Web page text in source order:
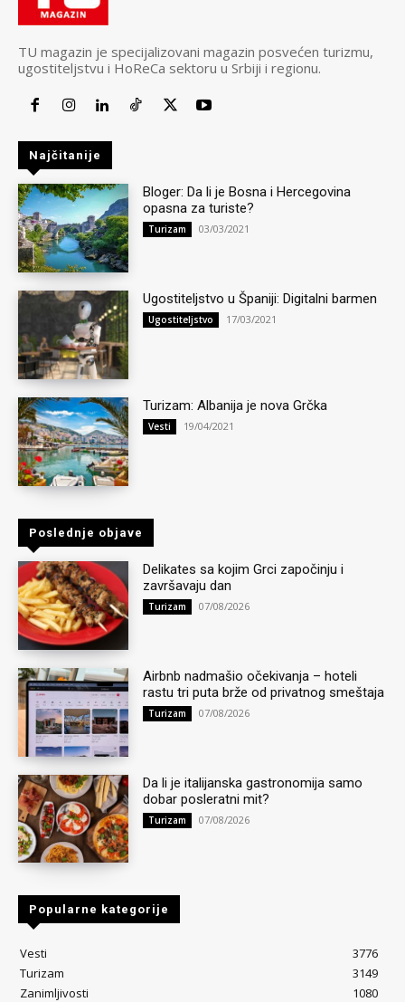
TU magazin je specijalizovani magazin posvećen turizmu,
ugostiteljstvu i HoReCa sektoru u Srbiji i regionu.
Najčitanije
Bloger: Da li je Bosna i Hercegovina
opasna za turiste?
Turizam 03/03/2021
Ugostiteljstvo u Španiji: Digitalni barmen
Ugostiteljstvo 17/03/2021
Turizam: Albanija je nova Grčka
Vesti 19/04/2021
Poslednje objave
Delikates sa kojim Grci započinju i
završavaju dan
Turizam 07/08/2026
Airbnb nadmašio očekivanja – hoteli
rastu tri puta brže od privatnog smeštaja
Turizam 07/08/2026
Da li je italijanska gastronomija samo
dobar posleratni mit?
Turizam 07/08/2026
Popularne kategorije
Vesti
3776
Turizam
3149
Zanimljivosti
1080